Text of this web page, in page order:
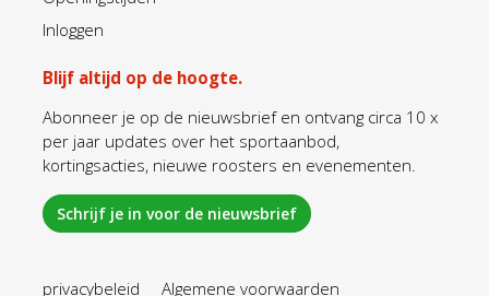
Inloggen
Blijf altijd op de hoogte.
Abonneer je op de nieuwsbrief en ontvang circa 10 x
per jaar updates over het sportaanbod,
kortingsacties, nieuwe roosters en evenementen.
Schrijf je in voor de nieuwsbrief
privacybeleid Algemene voorwaarden